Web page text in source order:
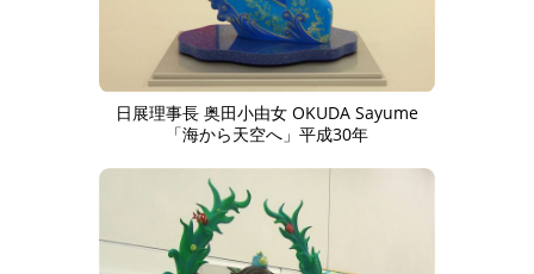
日展理事長 奥田小由女 OKUDA Sayume
「海から天空へ」平成30年